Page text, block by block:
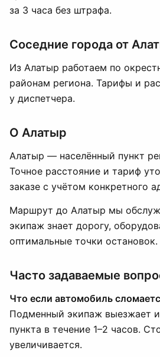
за 3 часа без штрафа.
Соседние города от
Из Алатыр работаем по
районам региона. Тарифы и
у диспетчера.
О Алатыр
Алатыр — населённый пункт
Точное расстояние и тариф
заказе с учётом конкретного
Маршрут до Алатыр мы
экипаж знает дорогу,
оптимальные точки остановок.
Часто задаваемые
Что если автомобиль
Подменный экипаж выезжает
пункта в течение 1–2 часов.
увеличивается.